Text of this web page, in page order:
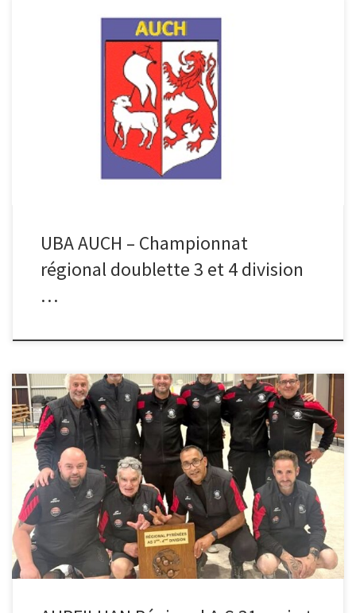
MIDI Pyrénées : Doubles à Auch-équipe Qualifiées pour le
Championnat de France 3ème Div SUIRES (65) – DALVOZO – (32)
4ème Div PRIETO (09)- DEVAL (46) F3 GAFFET (81) JULIEN (12) Le
Relais de Gascogne 5 avenue de la Marne 32000 Auch Réservation
Hôtel Région Auch
UBA AUCH – Championnat
régional doublette 3 et 4 division
…
Régional Pyrénées AS D3-D4. Suite au forfait de l’équipe de Viviez
pour raisons médicales le tirage a été effectué cet après midi afin
d’éviter à une équipe de venir le samedi après midi et ne pas
jouer. signé Jean Claude Chateauzel délégué. Les deux équipes
finaliste Bruguières face à L’équipe de […]